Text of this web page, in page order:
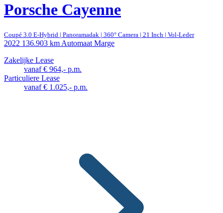
Porsche Cayenne
Coupé 3.0 E-Hybrid | Panoramadak | 360° Camera | 21 Inch | Vol-Leder
2022 136.903 km Automaat Marge
Zakelijke Lease
vanaf € 964,- p.m.
Particuliere Lease
vanaf € 1.025,- p.m.